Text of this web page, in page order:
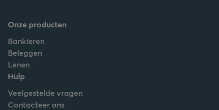
Onze producten
Bankieren
Beleggen
Lenen
Hulp
Veelgestelde vragen
Contacteer ons